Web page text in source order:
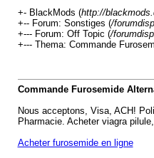
+- BlackMods (http://
+-- Forum: Sonstiges (/
+--- Forum: Off Topic (/
+--- Thema: Commande
Commande Furosemide
Nous acceptons, Visa, ACH!
Pharmacie. Acheter viagra
Acheter furosemide en ligne